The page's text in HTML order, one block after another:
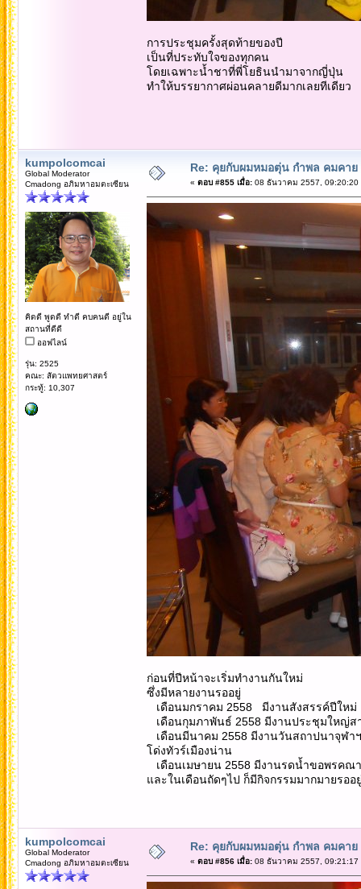
การประชุมครั้งสุดท้ายของปี
เป็นที่ประทับใจของทุกคน
โดยเฉพาะน้ำชาที่พี่โยธินนำมาจากญี่ปุ่น
ทำให้บรรยากาศผ่อนคลายดีมากเลยทีเดียว
kumpolcomcai
Global Moderator
Cmadong อภิมหาอมตะเซียน
คิดดี พูดดี ทำดี คบคนดี อยู่ใน
สถานที่ดีดี
ออฟไลน์
รุ่น: 2525
คณะ: สัตวแพทยศาสตร์
กระทู้: 10,307
Re: คุยกับผมหมอตุ่น กำพล คมคาย
« ตอบ #855 เมื่อ:08 ธันวาคม 2557, 09:20:20
ก่อนที่ปีหน้าจะเริ่มทำงานกันใหม่
ซึ่งมีหลายงานรออยู่
เดือนมกราคม 2558 มีงานสังสรรค์ปีให
เดือนกุมภาพันธ์ 2558 มีงานประชุมใหญ่
เดือนมีนาคม 2558 มีงานวันสถาปนาจุฬา
โด่งทัวร์เมืองน่าน
เดือนเมษายน 2558 มีงานรดน้ำขอพรคณ
และในเดือนถัดๆไป ก็มีกิจกรรมมากมายรออ
kumpolcomcai
Global Moderator
Cmadong อภิมหาอมตะเซียน
Re: คุยกับผมหมอตุ่น กำพล คมคาย
« ตอบ #856 เมื่อ:08 ธันวาคม 2557, 09:21:17